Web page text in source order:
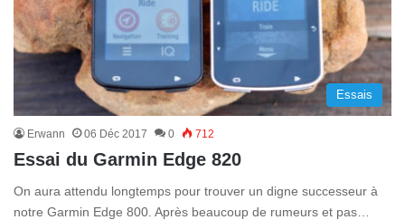
Essais
Erwann 06 Déc 2017 0 712
Essai du Garmin Edge 820
On aura attendu longtemps pour trouver un digne successeur à
notre Garmin Edge 800. Après beaucoup de rumeurs et pas…